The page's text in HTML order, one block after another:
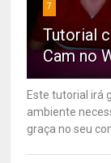
7
Tutorial
Cam no
Este tutorial irá
ambiente
graça no seu